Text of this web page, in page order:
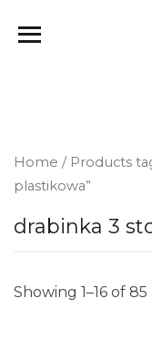
Home / Products
plastikowa”
drabinka 3
Showing 1–16 of